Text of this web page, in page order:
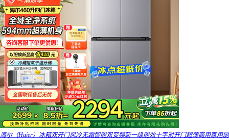
海尔（Haier）冰箱双开门风冷无霜智能双变频新一级能效十字对开门超薄商用家用厨